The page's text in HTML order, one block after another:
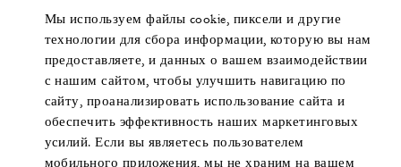
Мы используем файлы cookie, пиксели и другие
технологии для сбора информации, которую вы нам
предоставляете, и данных о вашем взаимодействии
с нашим сайтом, чтобы улучшить навигацию по
сайту, проанализировать использование сайта и
обеспечить эффективность наших маркетинговых
усилий. Если вы являетесь пользователем
мобильного приложения, мы не храним на вашем